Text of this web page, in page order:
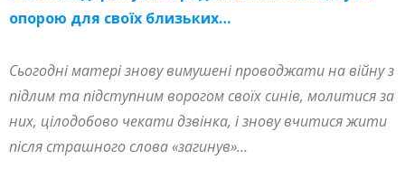
опорою для своїх близьких…
Сьогодні матері знову вимушені проводжати на війну з
підлим та підступним ворогом своїх синів, молитися за
них, цілодобово чекати дзвінка, і знову вчитися жити
після страшного слова «загинув»…